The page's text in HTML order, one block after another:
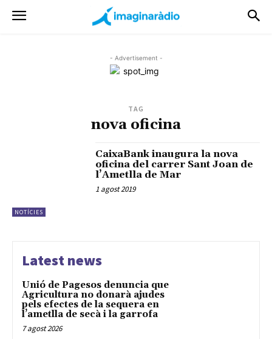
- Advertisement -
TAG
nova oficina
NOTÍCIES
CaixaBank inaugura la nova
oficina del carrer Sant Joan de
l’Ametlla de Mar
1 agost 2019
Latest news
Unió de Pagesos denuncia que
Agricultura no donarà ajudes
pels efectes de la sequera en
l’ametlla de secà i la garrofa
7 agost 2026